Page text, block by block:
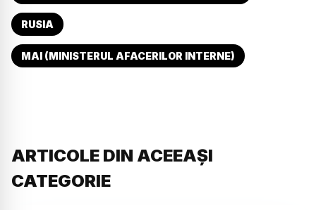
RUSIA
MAI (MINISTERUL AFACERILOR INTERNE)
ARTICOLE DIN ACEEAȘI
CATEGORIE